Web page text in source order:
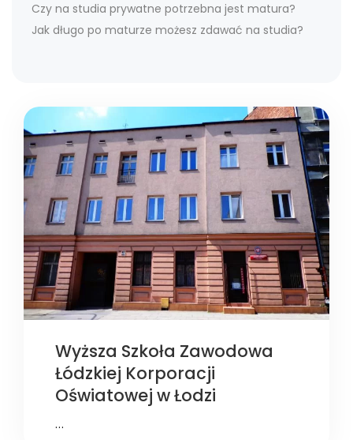
Czy na studia prywatne potrzebna jest matura?
Jak długo po maturze możesz zdawać na studia?
Wyższa Szkoła Zawodowa
Łódzkiej Korporacji
Oświatowej w Łodzi
…